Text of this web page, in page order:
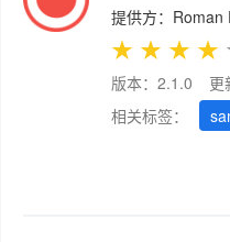
提供方：Roman
★ ★ ★ ★
版本：2.1.0
更
相关标签：